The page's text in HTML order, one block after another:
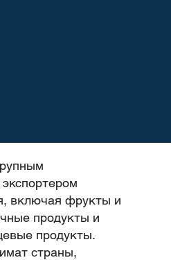
включая фрукты и
продукты и
продукты.
страны,